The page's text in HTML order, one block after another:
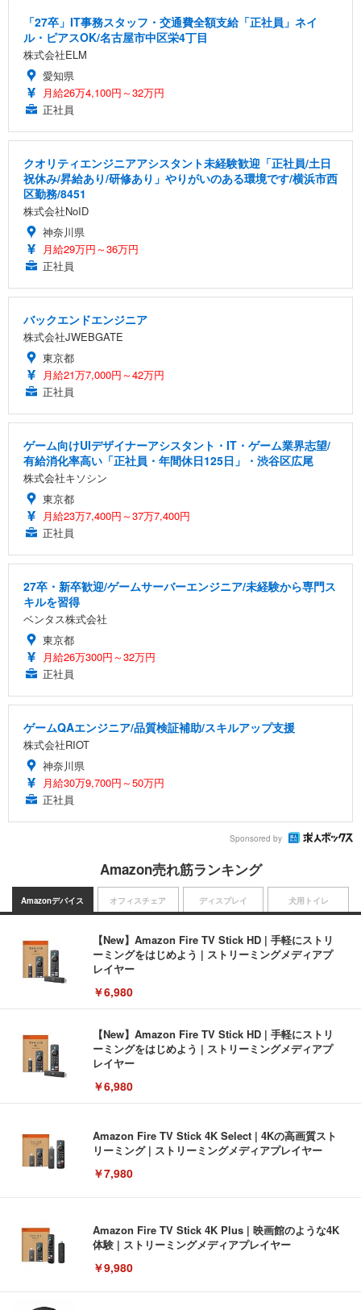
「27卒」IT事務スタッフ・交通費全額支給「正社員」ネイ
ル・ピアスOK/名古屋市中区栄4丁目
株式会社ELM
愛知県
月給26万4,100円～32万円
正社員
クオリティエンジニアアシスタント未経験歓迎「正社員/土日
祝休み/昇給あり/研修あり」やりがいのある環境です/横浜市西
区勤務/8451
株式会社NoID
神奈川県
月給29万円～36万円
正社員
バックエンドエンジニア
株式会社JWEBGATE
東京都
月給21万7,000円～42万円
正社員
ゲーム向けUIデザイナーアシスタント・IT・ゲーム業界志望/
有給消化率高い「正社員・年間休日125日」・渋谷区広尾
株式会社キソシン
東京都
月給23万7,400円～37万7,400円
正社員
27卒・新卒歓迎/ゲームサーバーエンジニア/未経験から専門ス
キルを習得
ベンタス株式会社
東京都
月給26万300円～32万円
正社員
ゲームQAエンジニア/品質検証補助/スキルアップ支援
株式会社RIOT
神奈川県
月給30万9,700円～50万円
正社員
Sponsored by
Amazon売れ筋ランキング
Amazonデバイス
【New】Amazon Fire TV Stick HD | 手軽にストリ
ーミングをはじめよう | ストリーミングメディアプ
レイヤー
￥6,980
【New】Amazon Fire TV Stick HD | 手軽にストリ
ーミングをはじめよう | ストリーミングメディアプ
レイヤー
￥6,980
Amazon Fire TV Stick 4K Select | 4Kの高画質スト
リーミング | ストリーミングメディアプレイヤー
￥7,980
Amazon Fire TV Stick 4K Plus | 映画館のような4K
体験 | ストリーミングメディアプレイヤー
￥9,980
オフィスチェア ディスプレイ 犬用トイレ